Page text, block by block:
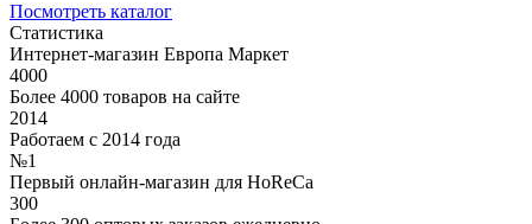
Посмотреть каталог
Статистика
Интернет-магазин Европа Маркет
4000
Более 4000 товаров на сайте
2014
Работаем с 2014 года
№1
Первый онлайн-магазин для HoReCa
300